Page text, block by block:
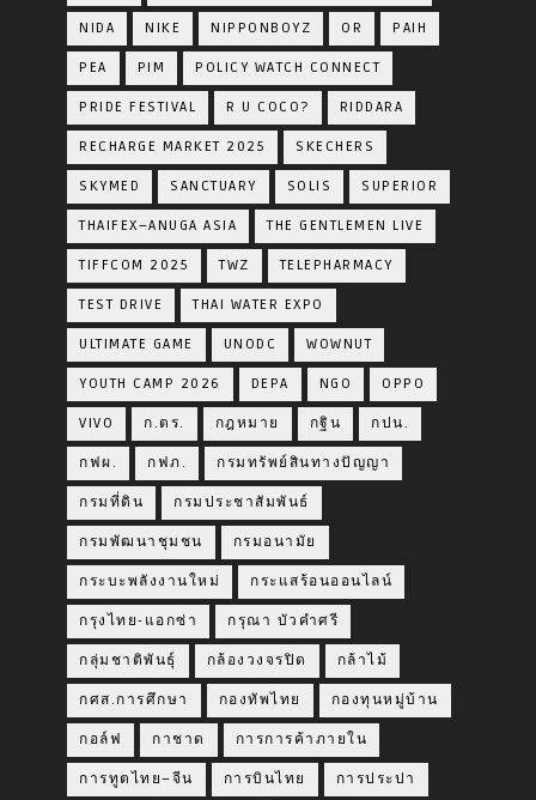
NIDA NIKE NIPPONBOYZ OR PAIH
PEA PIM POLICY WATCH CONNECT
PRIDE FESTIVAL R U COCO? RIDDARA
RECHARGE MARKET 2025 SKECHERS
SKYMED SANCTUARY SOLIS SUPERIOR
THAIFEX–ANUGA ASIA THE GENTLEMEN LIVE
TIFFCOM 2025 TWZ TELEPHARMACY
TEST DRIVE THAI WATER EXPO
ULTIMATE GAME UNODC WOWNUT
YOUTH CAMP 2026 DEPA NGO OPPO
VIVO ก.ตร. กฎหมาย กฐิน กปน.
กฟผ. กฟภ. กรมทรัพย์สินทางปัญญา
กรมที่ดิน กรมประชาสัมพันธ์
กรมพัฒนาชุมชน กรมอนามัย
กระบะพลังงานใหม่ กระแสร้อนออนไลน์
กรุงไทย-แอกซ่า กรุณา บัวคำศรี
กลุ่มชาติพันธุ์ กล้องวงจรปิด กล้าไม้
กศส.การศึกษา กองทัพไทย กองทุนหมู่บ้าน
กอล์ฟ กาชาด การการค้าภายใน
การทูตไทย–จีน การบินไทย การประปา